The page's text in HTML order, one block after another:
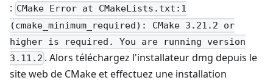
: CMake Error at CMakeLists.txt:1
(cmake_minimum_required): CMake 3.21.2 or
higher is required. You are running version
3.11.2 . Alors téléchargez l'installateur dmg depuis le
site web de CMake et effectuez une installation